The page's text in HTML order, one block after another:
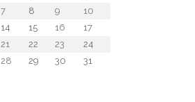
7 8 9
10
14 15 16
17
21 22 23
24
28 29 30 31